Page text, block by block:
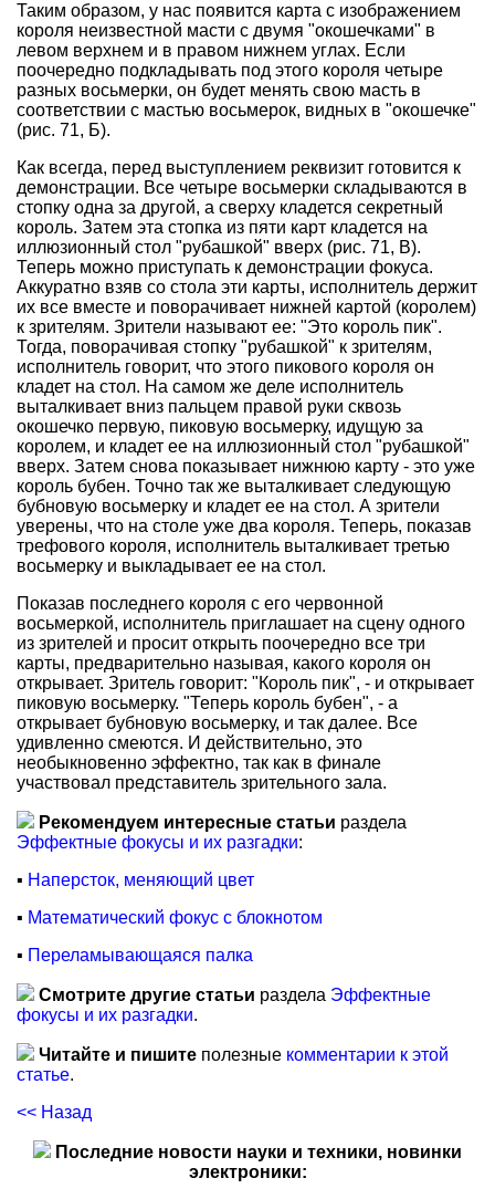
Таким образом, у нас появится карта с изображением
короля неизвестной масти с двумя "окошечками" в
левом верхнем и в правом нижнем углах. Если
поочередно подкладывать под этого короля четыре
разных восьмерки, он будет менять свою масть в
соответствии с мастью восьмерок, видных в "окошечке"
(рис. 71, Б).
Как всегда, перед выступлением реквизит готовится к
демонстрации. Все четыре восьмерки складываются в
стопку одна за другой, а сверху кладется секретный
король. Затем эта стопка из пяти карт кладется на
иллюзионный стол "рубашкой" вверх (рис. 71, В).
Теперь можно приступать к демонстрации фокуса.
Аккуратно взяв со стола эти карты, исполнитель держит
их все вместе и поворачивает нижней картой (королем)
к зрителям. Зрители называют ее: "Это король пик".
Тогда, поворачивая стопку "рубашкой" к зрителям,
исполнитель говорит, что этого пикового короля он
кладет на стол. На самом же деле исполнитель
выталкивает вниз пальцем правой руки сквозь
окошечко первую, пиковую восьмерку, идущую за
королем, и кладет ее на иллюзионный стол "рубашкой"
вверх. Затем снова показывает нижнюю карту - это уже
король бубен. Точно так же выталкивает следующую
бубновую восьмерку и кладет ее на стол. А зрители
уверены, что на столе уже два короля. Теперь, показав
трефового короля, исполнитель выталкивает третью
восьмерку и выкладывает ее на стол.
Показав последнего короля с его червонной
восьмеркой, исполнитель приглашает на сцену одного
из зрителей и просит открыть поочередно все три
карты, предварительно называя, какого короля он
открывает. Зритель говорит: "Король пик", - и открывает
пиковую восьмерку. "Теперь король бубен", - а
открывает бубновую восьмерку, и так далее. Все
удивленно смеются. И действительно, это
необыкновенно эффектно, так как в финале
участвовал представитель зрительного зала.
Рекомендуем интересные статьи раздела
Эффектные фокусы и их разгадки:
▪ Наперсток, меняющий цвет
▪ Математический фокус с блокнотом
▪ Переламывающаяся палка
Смотрите другие статьи раздела Эффектные
фокусы и их разгадки.
Читайте и пишите полезные комментарии к этой
статье.
<< Назад
Последние новости науки и техники, новинки
электроники: